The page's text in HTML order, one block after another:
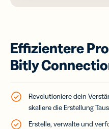
Effizientere
Bitly
Revolutioniere dein
skaliere die Erstellung
Erstelle, verwalte und